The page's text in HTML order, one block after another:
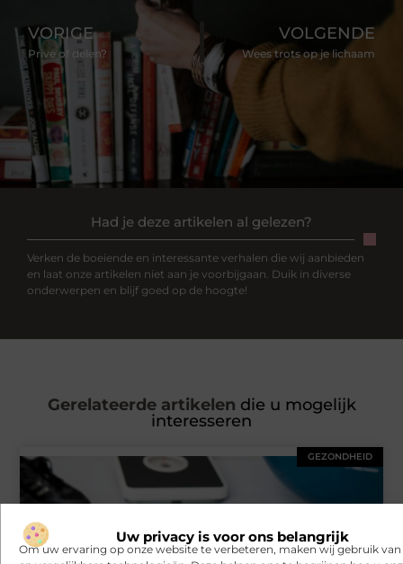
Uw privacy is voor ons belangrijk
Om uw ervaring op onze website te verbeteren, maken wij gebruik van
Had je deze artikelen al gelezen?
Verken de boeiende en interessante verhalen die wij aanbieden
en laat onze artikelen niet aan je voorbijgaan. Duik in diverse
onderwerpen en blijf goed op de hoogte!
VORIGE
Prive of delen?
VOLGENDE
Wees trots op je lichaam
Gerelateerde artikelen die u mogelijk
interesseren
GEZONDHEID